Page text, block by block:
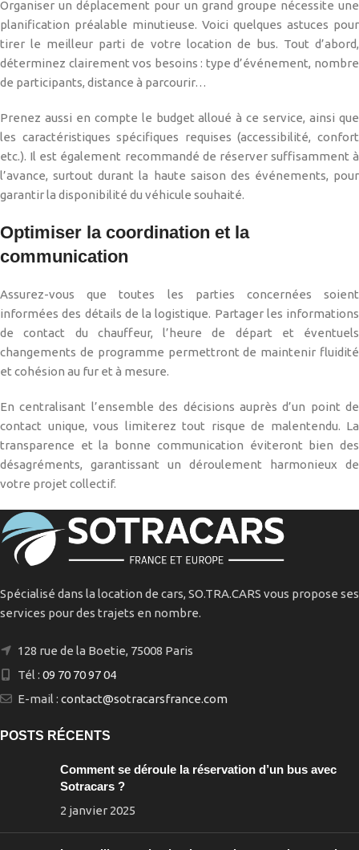
Organiser un déplacement pour un grand groupe nécessite une
planification préalable minutieuse. Voici quelques astuces pour
tirer le meilleur parti de votre location de bus. Tout d’abord,
déterminez clairement vos besoins : type d’événement, nombre
de participants, distance à parcourir…
Prenez aussi en compte le budget alloué à ce service, ainsi que
les caractéristiques spécifiques requises (accessibilité, confort
etc.). Il est également recommandé de réserver suffisamment à
l’avance, surtout durant la haute saison des événements, pour
garantir la disponibilité du véhicule souhaité.
Optimiser la coordination et la
communication
Assurez-vous que toutes les parties concernées soient
informées des détails de la logistique. Partager les informations
de contact du chauffeur, l’heure de départ et éventuels
changements de programme permettront de maintenir fluidité
et cohésion au fur et à mesure.
En centralisant l’ensemble des décisions auprès d’un point de
contact unique, vous limiterez tout risque de malentendu. La
transparence et la bonne communication éviteront bien des
désagréments, garantissant un déroulement harmonieux de
votre projet collectif.
Spécialisé dans la location de cars, SO.TRA.CARS vous propose ses
services pour des trajets en nombre.
128 rue de la Boetie, 75008 Paris
Tél : 09 70 70 97 04
E-mail : contact@sotracarsfrance.com
POSTS RÉCENTS
Comment se déroule la réservation d’un bus avec
Sotracars ?
2 janvier 2025